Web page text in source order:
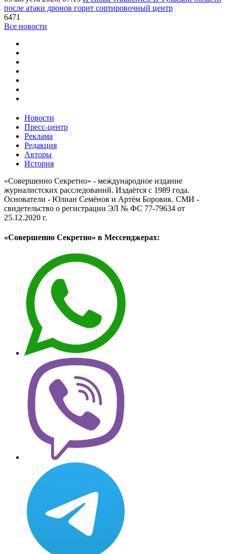
после атаки дронов горит сортировочный центр
6471
Все новости
Новости
Пресс-центр
Реклама
Редакция
Авторы
История
«Совершенно Секретно» - международное издание
журналистских расследований. Издаётся с 1989 года.
Основатели - Юлиан Семёнов и Артём Боровик. CМИ -
свидетельство о регистрации ЭЛ № ФС 77-79634 от
25.12.2020 г.
«Совершенно Секретно» в Мессенджерах: